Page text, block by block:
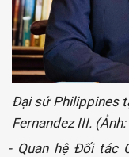
Đại sứ Philippines
Fernandez III.
- Quan hệ Đối tác